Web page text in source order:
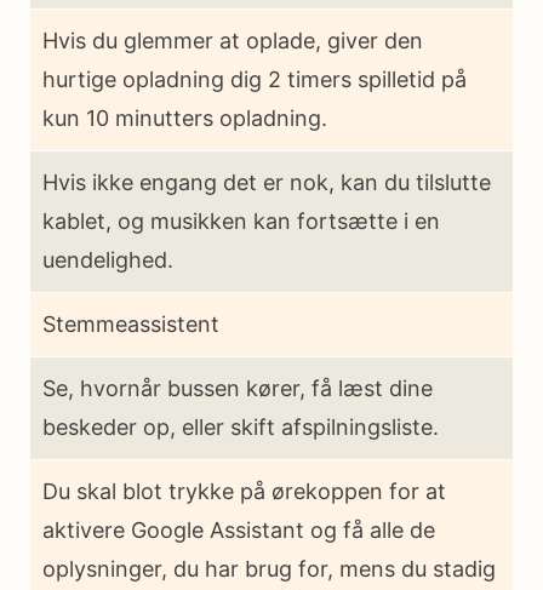
Hvis du glemmer at oplade, giver den
hurtige opladning dig 2 timers spilletid på
kun 10 minutters opladning.
Hvis ikke engang det er nok, kan du tilslutte
kablet, og musikken kan fortsætte i en
uendelighed.
Stemmeassistent
Se, hvornår bussen kører, få læst dine
beskeder op, eller skift afspilningsliste.
Du skal blot trykke på ørekoppen for at
aktivere Google Assistant og få alle de
oplysninger, du har brug for, mens du stadig